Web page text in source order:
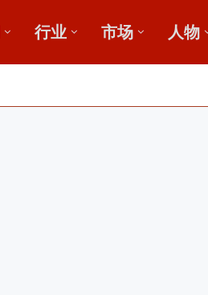
行业 市场 人物